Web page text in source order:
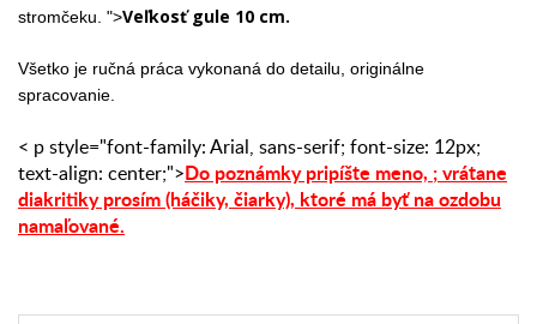
stromčeku. ">Veľkosť gule 10 cm.
Všetko je ručná práca vykonaná do detailu, originálne
spracovanie.
< p style="font-family: Arial, sans-serif; font-size: 12px;
text-align: center;">Do poznámky pripíšte meno, ;vrátane
diakritiky prosím (háčiky, čiarky), ktoré má byť na ozdobu
namaľované.